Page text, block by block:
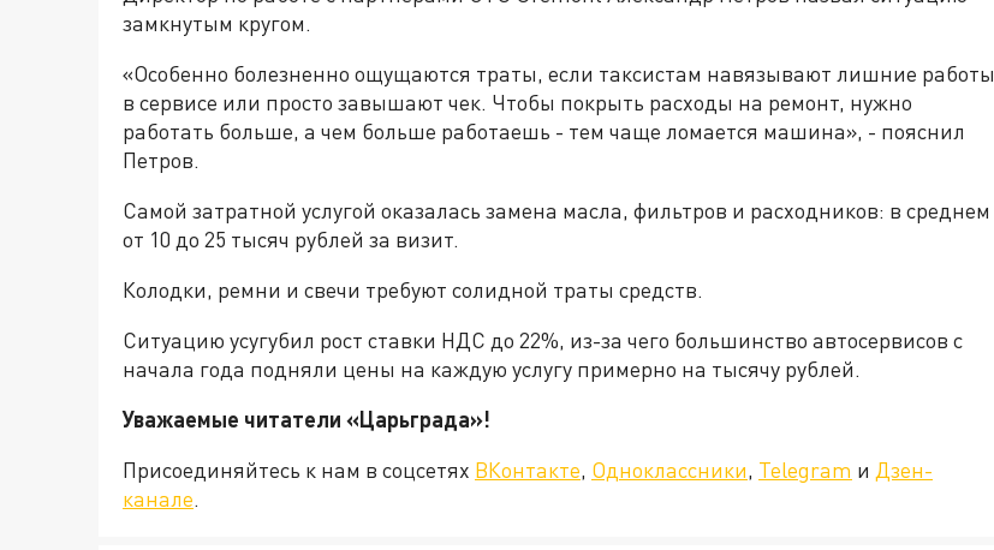
замкнутым кругом.
«Особенно болезненно ощущаются траты, если таксистам навязывают лишние работы
в сервисе или просто завышают чек. Чтобы покрыть расходы на ремонт, нужно
работать больше, а чем больше работаешь - тем чаще ломается машина», - пояснил
Петров.
Самой затратной услугой оказалась замена масла, фильтров и расходников: в среднем
от 10 до 25 тысяч рублей за визит.
Колодки, ремни и свечи требуют солидной траты средств.
Ситуацию усугубил рост ставки НДС до 22%, из-за чего большинство автосервисов с
начала года подняли цены на каждую услугу примерно на тысячу рублей.
Уважаемые читатели «Царьграда»!
Присоединяйтесь к нам в соцсетях ВКонтакте, Одноклассники, Telegram и Дзен-
канале.